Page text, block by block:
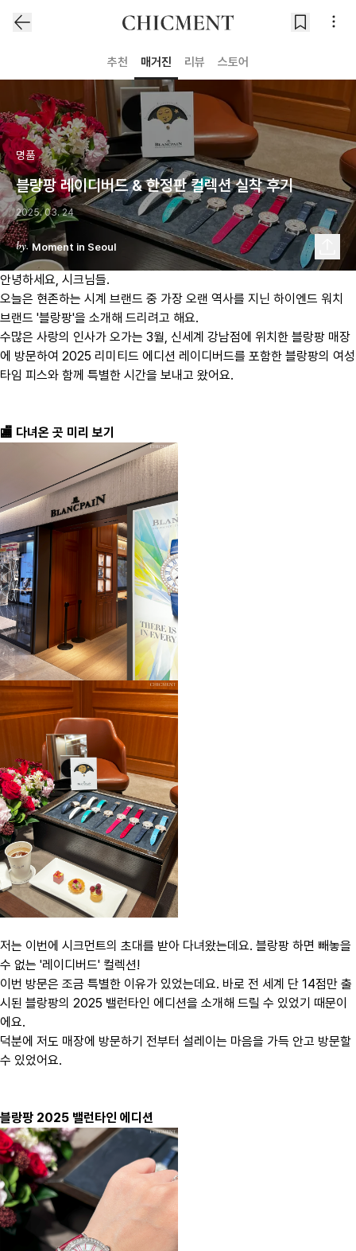
추천 매거진 리뷰 스토어
명품
블랑팡 레이디버드 & 한정판 컬렉션 실착 후기
2025. 03. 24
Moment in Seoul
​안녕하세요, 시크님들.
오늘은 현존하는 시계 브랜드 중 가장 오랜 역사를 지닌 하이엔드 워치
브랜드 '블랑팡'을 소개해 드리려고 해요.
수많은 사랑의 인사가 오가는 3월, 신세계 강남점에 위치한 블랑팡 매장
에 방문하여 2025 리미티드 에디션 레이디버드를 포함한 블랑팡의 여성
타임 피스와 함께 특별한 시간을 보내고 왔어요.
🏬 다녀온 곳 미리 보기
저는 이번에 시크먼트의 초대를 받아 다녀왔는데요. 블랑팡 하면 빼놓을
수 없는 '레이디버드' 컬렉션!
이번 방문은 조금 특별한 이유가 있었는데요. ​바로 전 세계 단 14점만 출
시된 블랑팡의 2025 밸런타인 에디션을 소개해 드릴 수 있었기 때문이
에요.
덕분에 저도 매장에 방문하기 전부터 설레이는 마음을 가득 안고 방문할
수 있었어요.
블랑팡 2025 밸런타인 에디션